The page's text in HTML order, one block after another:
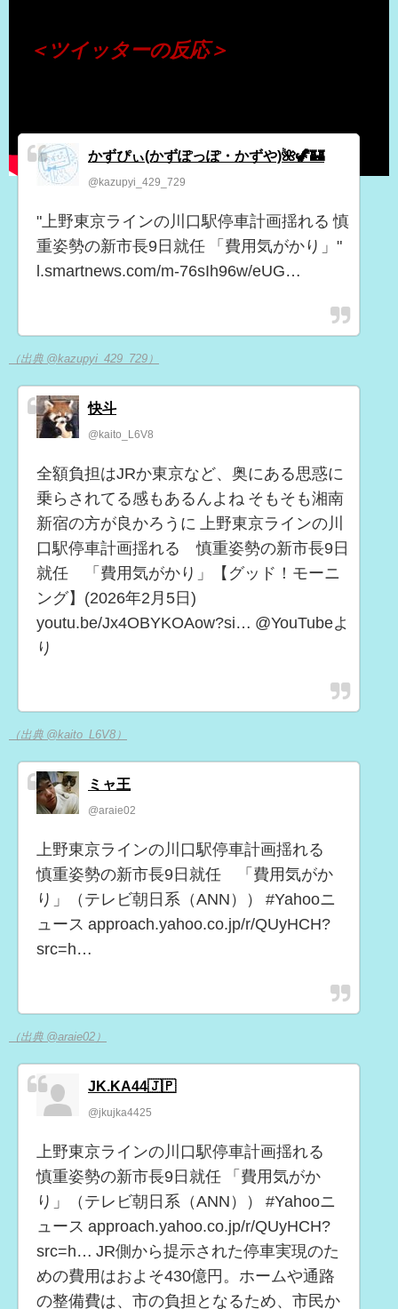
＜ツイッターの反応＞
かずぴぃ(かずぽっぽ・かずや)🌺🦖🏰
@kazupyi_429_729
"上野東京ラインの川口駅停車計画揺れる 慎
重姿勢の新市長9日就任 「費用気がかり」"
l.smartnews.com/m-76sIh96w/eUG…
（出典 @kazupyi_429_729）
快斗
@kaito_L6V8
全額負担はJRか東京など、奥にある思惑に
乗らされてる感もあるんよね そもそも湘南
新宿の方が良かろうに 上野東京ラインの川
口駅停車計画揺れる 慎重姿勢の新市長9日
就任 「費用気がかり」【グッド！モーニ
ング】(2026年2月5日)
youtu.be/Jx4OBYKOAow?si… @YouTubeよ
り
（出典 @kaito_L6V8）
ミャ王
@araie02
上野東京ラインの川口駅停車計画揺れる
慎重姿勢の新市長9日就任 「費用気がか
り」（テレビ朝日系（ANN）） #Yahooニ
ュース approach.yahoo.co.jp/r/QUyHCH?
src=h…
（出典 @araie02）
JK.KA44🇯🇵
@jkujka4425
上野東京ラインの川口駅停車計画揺れる
慎重姿勢の新市長9日就任 「費用気がか
り」（テレビ朝日系（ANN）） #Yahooニ
ュース approach.yahoo.co.jp/r/QUyHCH?
src=h… JR側から提示された停車実現のた
めの費用はおよそ430億円。ホームや通路
の整備費は、市の負担となるため、市民か